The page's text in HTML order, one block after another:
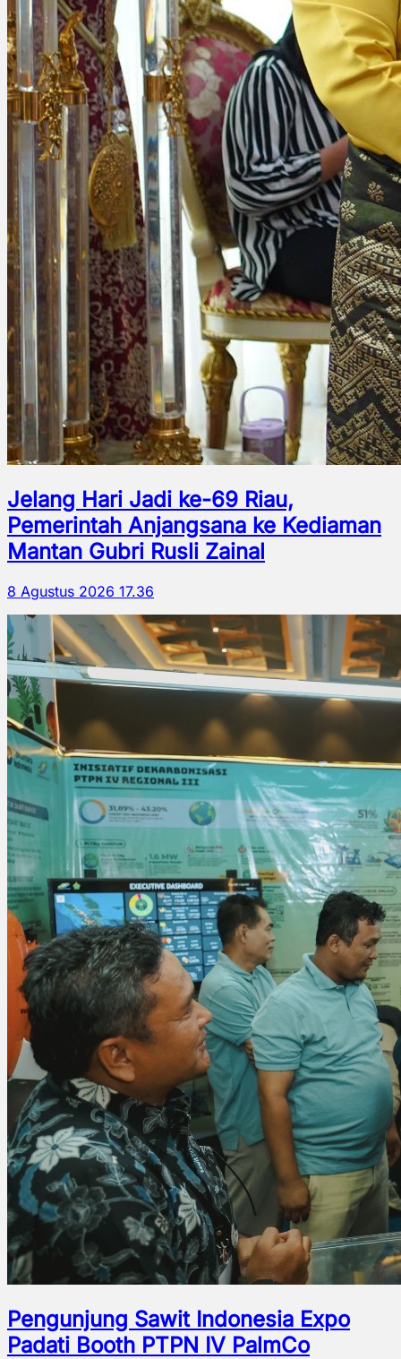
Jelang Hari Jadi ke-69 Riau,
Pemerintah Anjangsana ke Kediaman
Mantan Gubri Rusli Zainal
8 Agustus 2026 17.36
Pengunjung Sawit Indonesia Expo
Padati Booth PTPN IV PalmCo